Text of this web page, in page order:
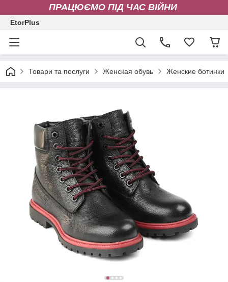
ПРАЦЮЄМО ПІД ЧАС ВІЙНИ
EtorPlus
Товари та послуги Женская обувь Женские ботинки